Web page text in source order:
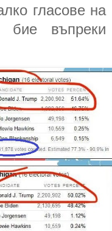
гласове на
въпреки